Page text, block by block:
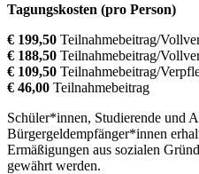
Tagungskosten (pro Person)
€ 199,50 Teilnahmebeitrag/
€ 188,50 Teilnahmebeitrag/
€ 109,50 Teilnahmebeitrag/
€ 46,00 Teilnahmebeitrag
Schüler*innen, Studierende und
Bürgergeldempfänger*innen
Ermäßigungen aus sozialen
gewährt werden.